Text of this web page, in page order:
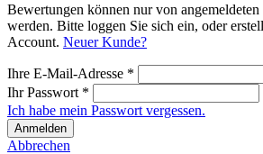
Bewertungen können nur von angemeldeten
werden. Bitte loggen Sie sich ein, oder
Account. Neuer Kunde?
Ihre E-Mail-Adresse *
Ihr Passwort *
Ich habe mein Passwort vergessen.
Anmelden
Abbrechen